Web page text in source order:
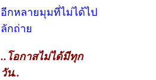
อีกหลายมุมที่ไม่ได้ไป
ลักถ่าย
..โอกาสไม่ได้มีทุก
วัน..